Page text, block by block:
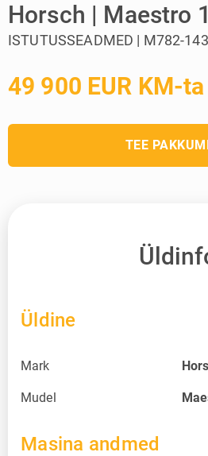
Horsch | Maestro
ISTUTUSSEADMED | M782-
49 900 EUR KM-ta
TEE
Üldine
Mark
Mudel
Masina andmed